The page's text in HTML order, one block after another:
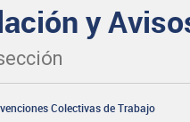
y
Colectivas de Trabajo